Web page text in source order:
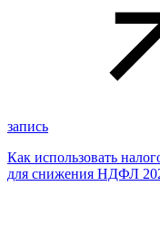
запись
Как использовать
для снижения НДФЛ